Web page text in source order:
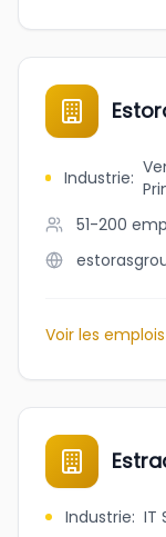
Industrie:
51-200
Voir les
Industrie: IT